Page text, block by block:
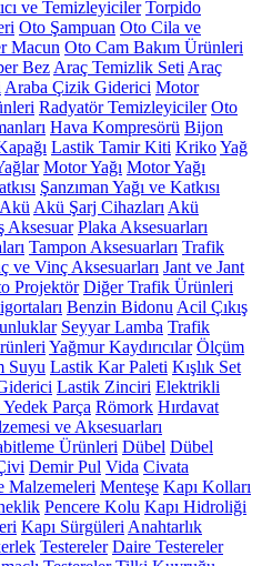
ve Temizleyiciler Torpido
Oto Şampuan Oto Cila ve
Macun Oto Cam Bakım Ürünleri
Bez Araç Temizlik Seti Araç
Araba Çizik Giderici Motor
Radyatör Temizleyiciler Oto
Hava Kompresörü Bijon
Lastik Tamir Kiti KrikoYağ
Motor Yağı Motor Yağı
Şanzıman Yağı ve Katkısı
Akü Akü Şarj Cihazları Akü
Aksesuar Plaka Aksesuarları
Tampon Aksesuarları Trafik
ve Vinç Aksesuarları Jant ve Jant
Projektör Diğer Trafik Ürünleri
Benzin Bidonu Acil Çıkış
Seyyar Lamba Trafik
Yağmur Kaydırıcılar Ölçüm
Suyu Lastik Kar Paleti Kışlık Set
Lastik Zinciri Elektrikli
Parça Römork Hırdavat
ve Aksesuarları
Ürünleri Dübel Dübel
Demir Pul Vida Civata
Malzemeleri Menteşe Kapı Kolları
Pencere Kolu Kapı Hidroliği
Kapı Sürgüleri Anahtarlık
Testereler Daire Testereler